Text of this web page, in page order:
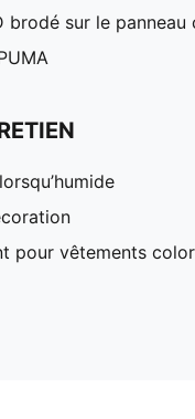
brodé sur le panneau
pour vêtements